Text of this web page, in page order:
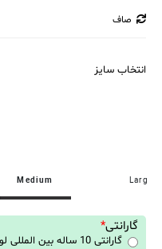
صاف
انتخاب سایز
Larg
Medium
*گارانتی
گارانتی 10 ساله بین المللی لوجل